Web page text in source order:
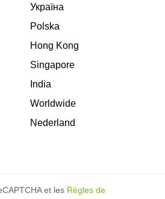
Україна
Polska
Hong Kong
Singapore
India
Worldwide
Nederland
et les Règles de